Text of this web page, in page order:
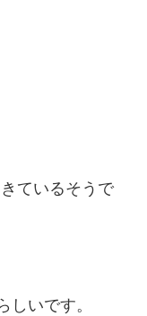
ているそうで
いです。